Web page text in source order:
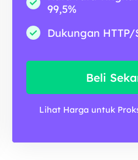
99,5%
Dukungan HTTP/
Beli
Lihat Harga untuk